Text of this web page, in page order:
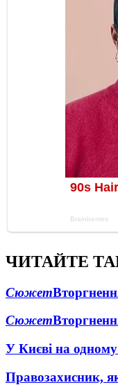
ЧИТАЙТЕ
Сюжет
Сюжет
У Києві на
Правозахисник,